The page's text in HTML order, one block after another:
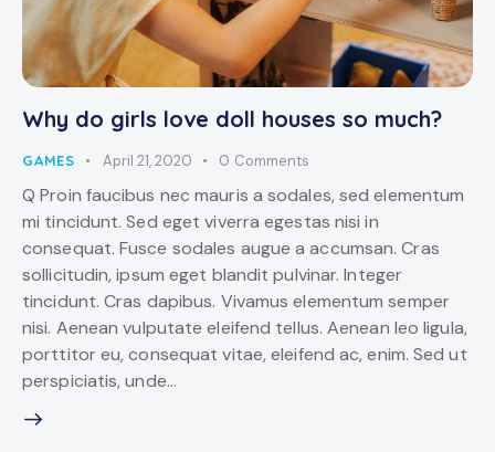
Why do girls love doll houses so much?
GAMES April 21, 2020 0 Comments
Q Proin faucibus nec mauris a sodales, sed elementum
mi tincidunt. Sed eget viverra egestas nisi in
consequat. Fusce sodales augue a accumsan. Cras
sollicitudin, ipsum eget blandit pulvinar. Integer
tincidunt. Cras dapibus. Vivamus elementum semper
nisi. Aenean vulputate eleifend tellus. Aenean leo ligula,
porttitor eu, consequat vitae, eleifend ac, enim. Sed ut
perspiciatis, unde…